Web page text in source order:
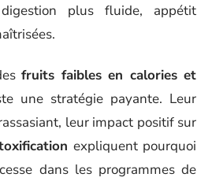
plus fluide, appétit
fruits faibles en calories et
une stratégie payante. Leur
leur impact positif sur
expliquent pourquoi
dans les programmes de